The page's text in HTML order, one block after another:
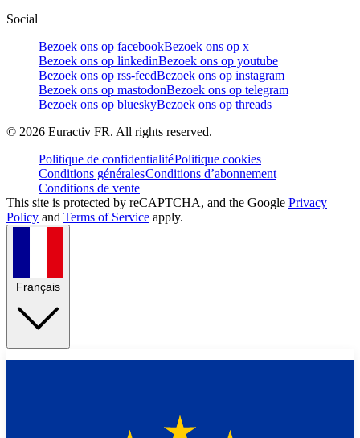
Social
Bezoek ons op facebookBezoek ons op x
Bezoek ons op linkedinBezoek ons op youtube
Bezoek ons op rss-feedBezoek ons op instagram
Bezoek ons op mastodonBezoek ons op telegram
Bezoek ons op blueskyBezoek ons op threads
© 2026 Euractiv FR. All rights reserved.
Politique de confidentialitéPolitique cookies
Conditions généralesConditions d’abonnement
Conditions de vente
This site is protected by reCAPTCHA, and the Google Privacy
Policy and Terms of Service apply.
Français